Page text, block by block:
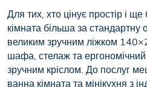
Для тих, хто цінує простір і
кімната більша за
великим зручним ліжком
шафа, стелаж та ергономічний
зручним кріслом. До послуг
ванна кімната та мінікухня з